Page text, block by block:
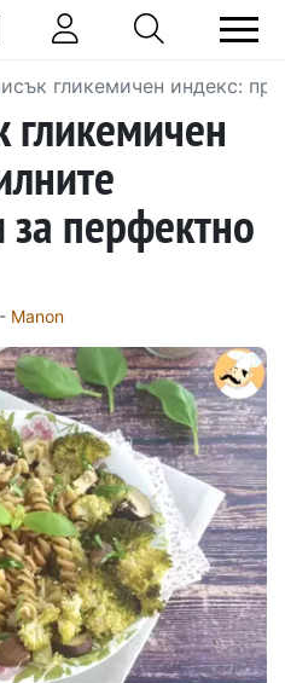
гликемичен индекс:
гликемичен
за перфектно
Manon